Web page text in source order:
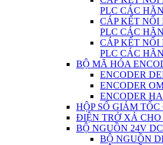
PLC CÁC
CÁP KẾT
PLC CÁC
CÁP KẾT
PLC CÁC
BỘ MÃ HÓA
ENCODER
ENCODER
ENCODER
HỘP SỐ GIẢM TỐC
ĐIỆN TRỞ XẢ
BỘ NGUỒN 24V DC
BỘ NGUỒN